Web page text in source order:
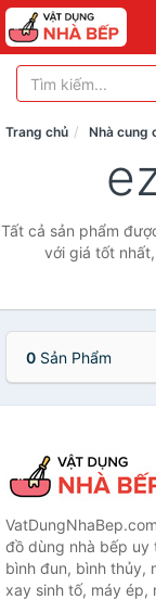
Trang chủ Nhà cung
Tất cả sản phẩm
với giá tốt
0 Sản Phẩm
đồ dùng nhà bếp uy
bình đun, bình thủy,
xay sinh tố, máy ép,